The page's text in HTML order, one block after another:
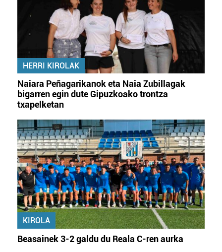
HERRI KIROLAK
Naiara Peñagarikanok eta Naia Zubillagak
bigarren egin dute Gipuzkoako trontza
txapelketan
KIROLA
Beasainek 3-2 galdu du Reala C-ren aurka